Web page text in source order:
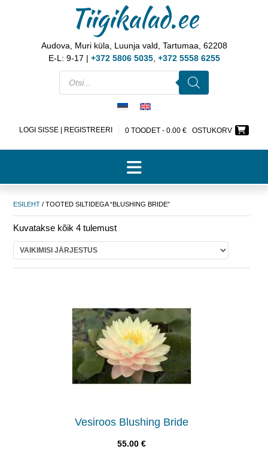
Tiigikalad.ee
Audova, Muri küla, Luunja vald, Tartumaa, 62208
E-L: 9-17 | +372 5806 5035, +372 5558 6255
LOGI SISSE | REGISTREERI 0 TOODET - 0.00 € OSTUKORV
ESILEHT / TOOTED SILTIDEGA “BLUSHING BRIDE”
Kuvatakse kõik 4 tulemust
Vesiroos Blushing Bride
55.00 €